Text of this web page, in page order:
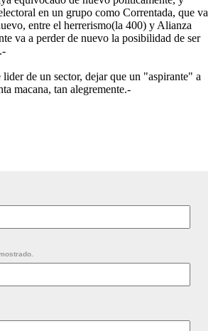
en un grupo como Correntada, que va
entre el herrerismo(la 400) y Alianza
va a perder de nuevo la posibilidad de ser
de un sector, dejar que un "aspirante" a
macana, tan alegremente.-